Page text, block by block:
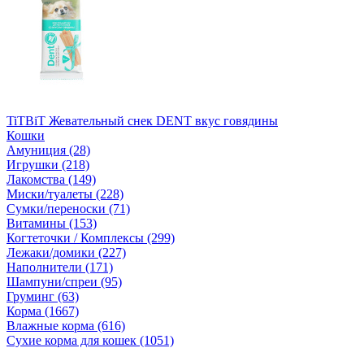
TiTBiT Жевательный снек DENT вкус говядины
Кошки
Амуниция (28)
Игрушки (218)
Лакомства (149)
Миски/туалеты (228)
Сумки/переноски (71)
Витамины (153)
Когтеточки / Комплексы (299)
Лежаки/домики (227)
Наполнители (171)
Шампуни/спреи (95)
Груминг (63)
Корма (1667)
Влажные корма (616)
Сухие корма для кошек (1051)